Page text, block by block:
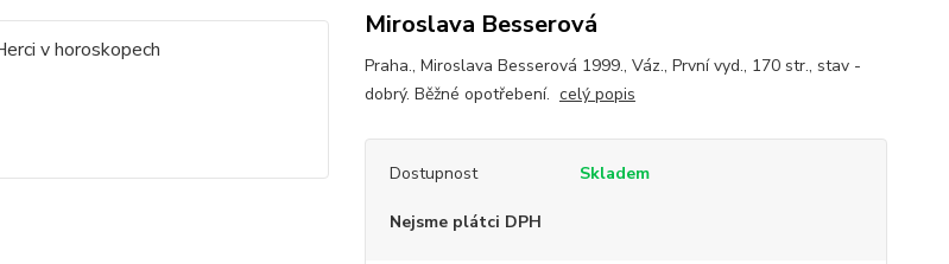
Miroslava Besserová
Praha., Miroslava Besserová 1999., Váz., První vyd., 170 str., stav -
dobrý. Běžné opotřebení. celý popis
Dostupnost Skladem
Nejsme plátci DPH